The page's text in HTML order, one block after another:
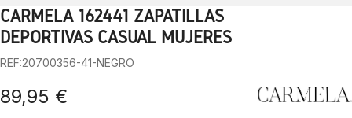
1 2 3 4 5 6 7
CARMELA 162441 ZAPATILLAS
DEPORTIVAS CASUAL MUJERES
REF:20700356-41-NEGRO
89,95 €